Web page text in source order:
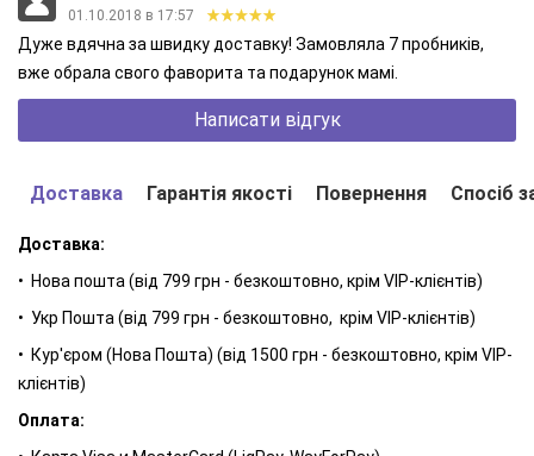
Парфуми (Parfum) - 20 мл.
Парфумована вода (Eau de parfum) - 50 мл.
01.10.2018 в 17:57
Дуже вдячна за швидку доставку! Замовляла 7 пробників,
вже обрала свого фаворита та подарунок мамі.
Написати відгук
Доставка Гарантія якості Повернення Спосіб
Доставка:
• Нова пошта (від 799 грн - безкоштовно, крім VIP-клієнтів)
• Укр Пошта (від 799 грн - безкоштовно, крім VIP-клієнтів)
• Кур'єром (Нова Пошта) (від 1500 грн - безкоштовно, крім VIP-
клієнтів)
Оплата: